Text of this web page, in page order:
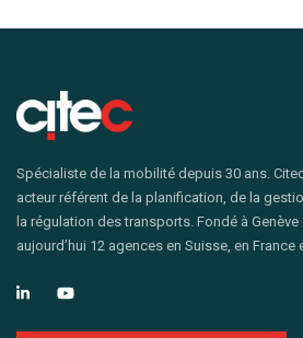
Spécialiste de la mobilité depuis 30 ans.
acteur référent de la planification, de la
la régulation des transports. Fondé à
aujourd’hui 12 agences en Suisse, en France